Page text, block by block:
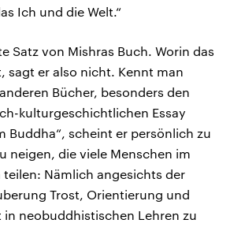
Ich und die Welt.“
Satz von Mishras Buch. Worin das
sagt er also nicht. Kennt man
Bücher, besonders den
kulturgeschichtlichen Essay
Buddha“, scheint er persönlich zu
neigen, die viele Menschen im
teilen: Nämlich angesichts der
Trost, Orientierung und
neobuddhistischen Lehren zu